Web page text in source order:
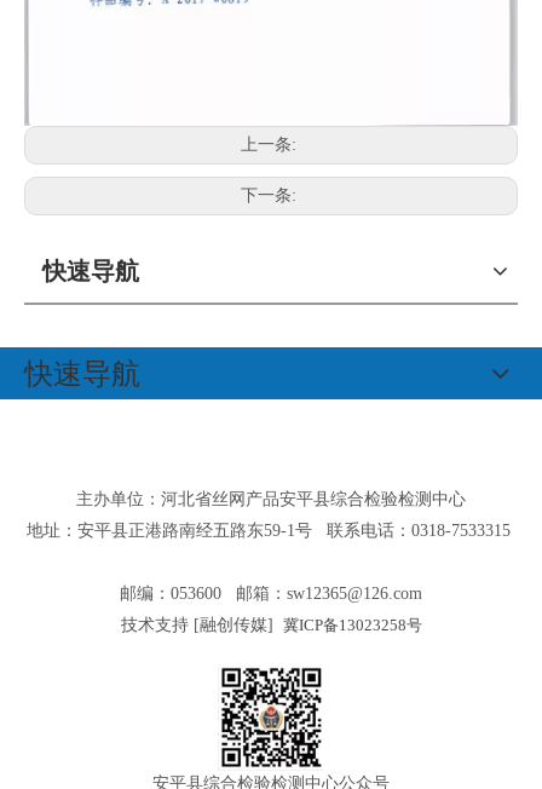
上一条:
下一条:
快速导航
快速导航
主办单位：河北省丝网产品安平县综合检验检测中心
地址：安平县正港路南经五路东59-1号 联系电话：0318-7533315
邮编：053600 邮箱： sw12365@126.com
技术支持 [融创传媒] 冀ICP备13023258号
安平县综合检验检测中心公众号